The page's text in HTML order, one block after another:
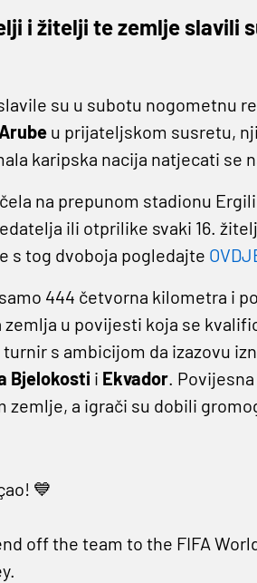
i žitelji te zemlje slavili
su u subotu nogometnu
Arube u prijateljskom susretu,
karipska nacija natjecati
na prepunom stadionu
ili otprilike svaki 16.
s tog dvoboja pogledajte
444 četvorna kilometra i
zemlja u povijesti koja se
turnir s ambicijom da izazovu
Bjelokosti i Ekvador.
zemlje, a igrači su dobili
💙
off the team to the FIFA